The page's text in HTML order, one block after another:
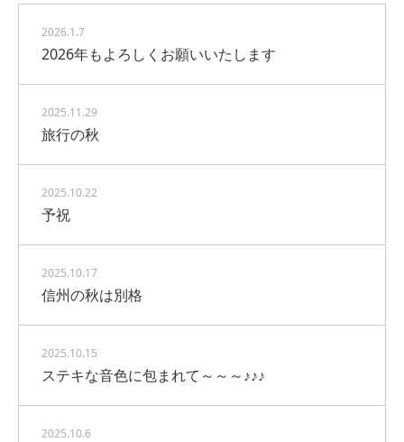
2026.1.7
2026年もよろしくお願いいたします
2025.11.29
旅行の秋
2025.10.22
予祝
2025.10.17
信州の秋は別格
2025.10.15
ステキな音色に包まれて～～～♪♪♪
2025.10.6